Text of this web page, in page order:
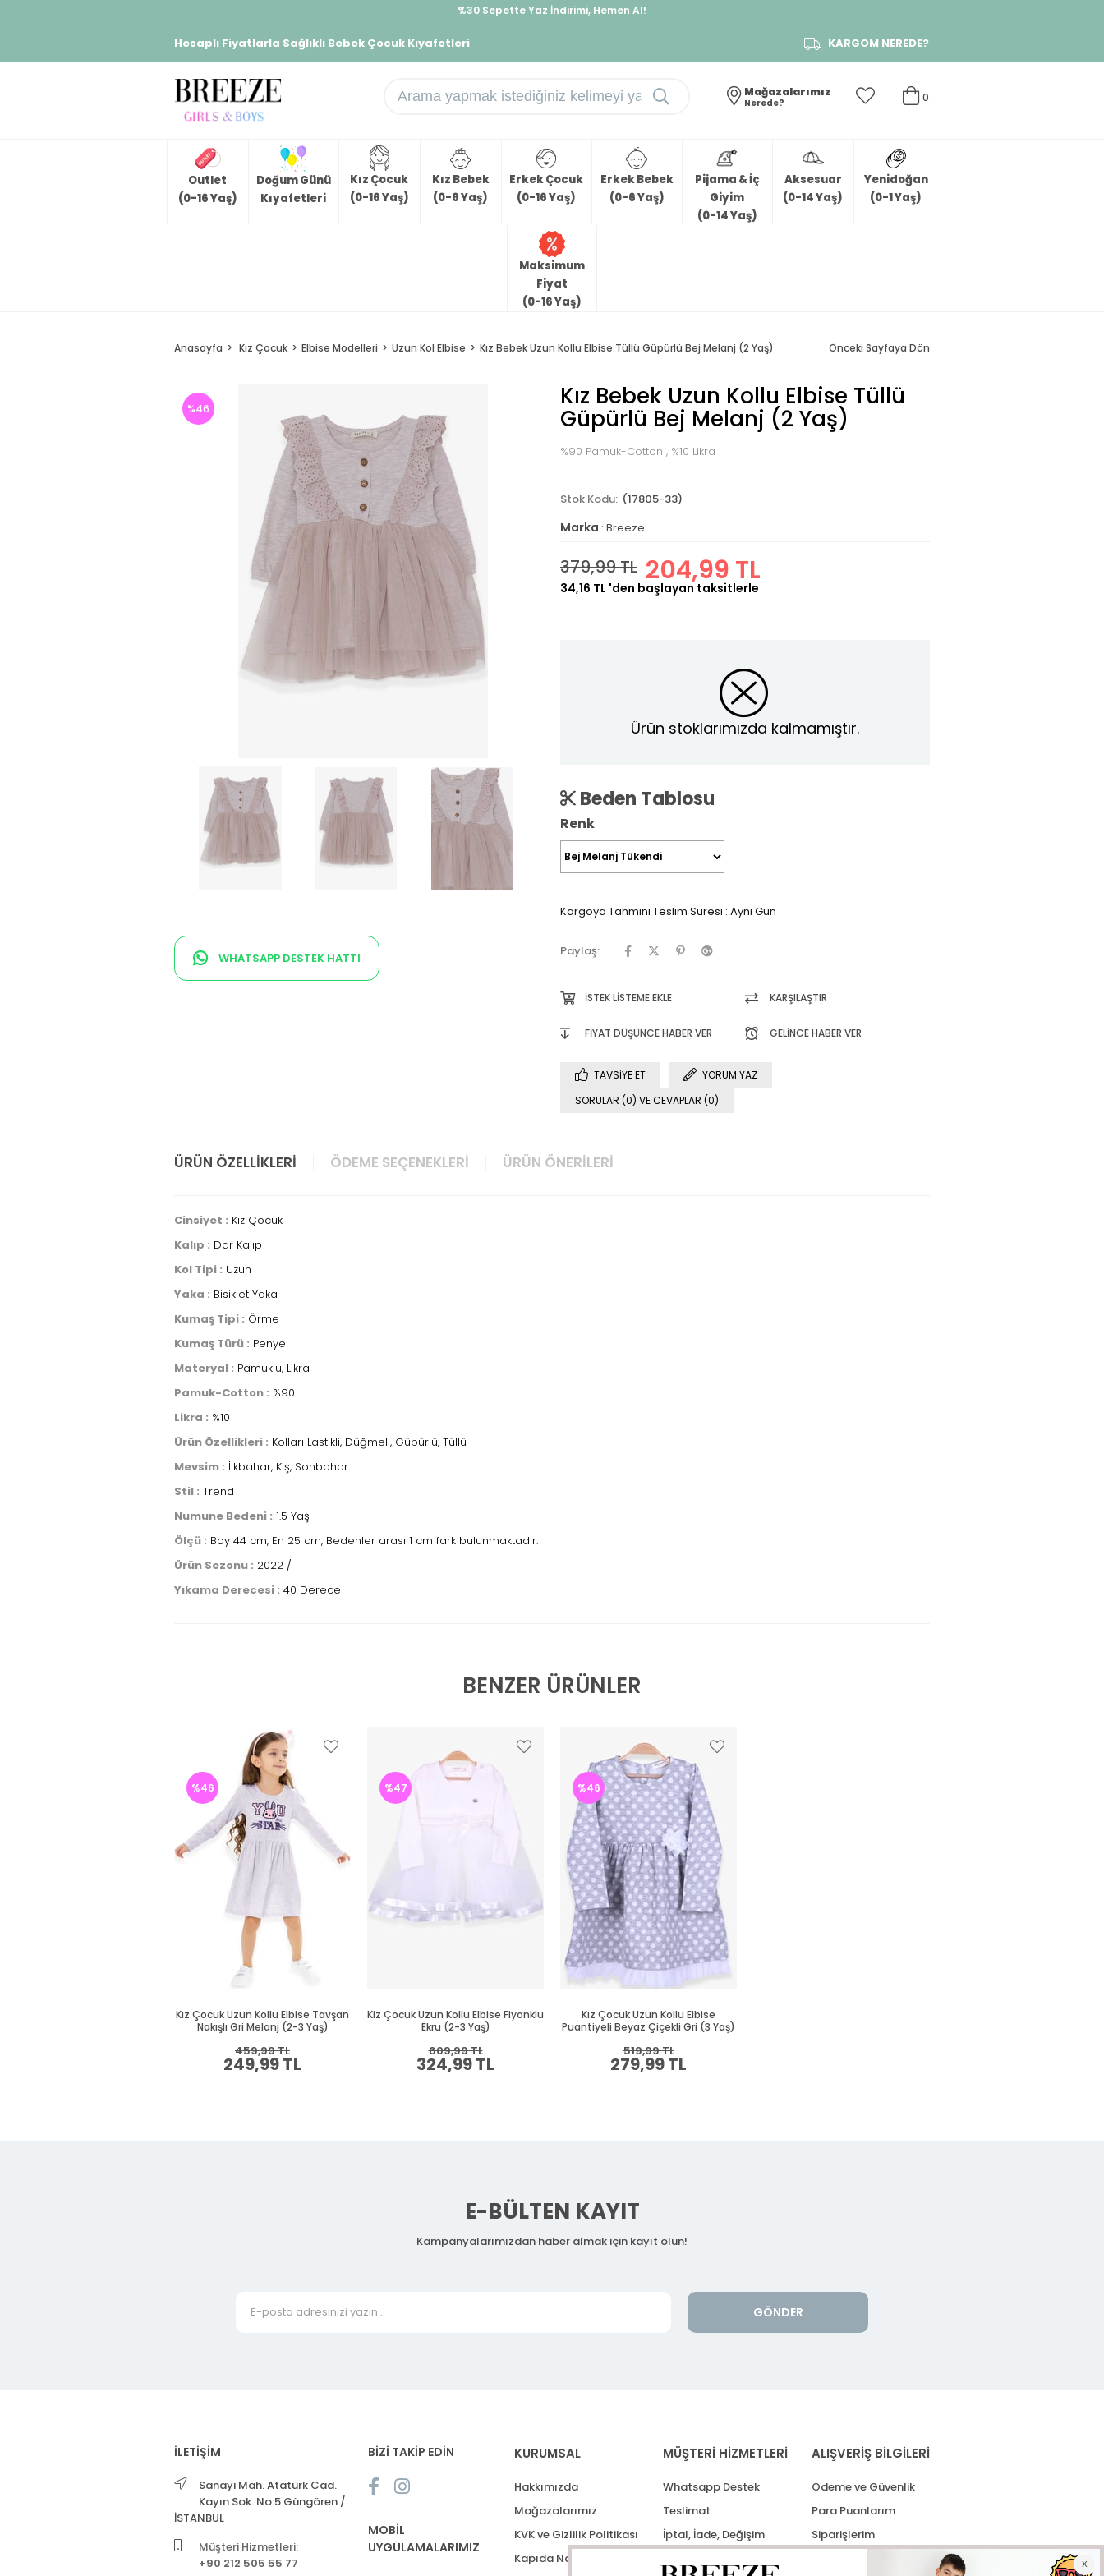
%30 Sepette Yaz İndirimi, Hemen Al!
Hesaplı Fiyatlarla Sağlıklı Bebek Çocuk Kıyafetleri KARGOM NEREDE?
0
Mağazalarımız
Nerede?
Outlet
(0-16 Yaş)
Doğum Günü
Kıyafetleri
Kız Çocuk
(0-16 Yaş)
Kız Bebek
(0-6 Yaş)
Erkek Çocuk
(0-16 Yaş)
Erkek Bebek
(0-6 Yaş)
Pijama & İç
Giyim
(0-14 Yaş)
Aksesuar
(0-14 Yaş)
Yenidoğan
(0-1 Yaş)
Maksimum
Fiyat
(0-16 Yaş)
Anasayfa Kız Çocuk Elbise Modelleri Uzun Kol Elbise Kız Bebek Uzun Kollu Elbise Tüllü Güpürlü Bej Melanj (2 Yaş) Önceki Sayfaya Dön
%46
WHATSAPP DESTEK HATTI
Kız Bebek Uzun Kollu Elbise Tüllü
Güpürlü Bej Melanj (2 Yaş)
%90 Pamuk-Cotton , %10 Likra
(17805-33)
Marka : Breeze
379,99 TL 204,99 TL
34,16 TL 'den başlayan taksitlerle
Ürün stoklarımızda kalmamıştır.
Beden Tablosu
Renk
Kargoya Tahmini Teslim Süresi : Aynı Gün
Paylaş:
İSTEK LISTEME EKLE KARŞILAŞTIR
FIYAT DÜŞÜNCE HABER VER GELINCE HABER VER
TAVSIYE ET
YORUM YAZ
SORULAR (0) VE CEVAPLAR (0)
ÜRÜN ÖZELLIKLERI ÖDEME SEÇENEKLERI ÜRÜN ÖNERILERI
Cinsiyet : Kız Çocuk
Kalıp : Dar Kalıp
Kol Tipi : Uzun
Yaka : Bisiklet Yaka
Kumaş Tipi : Örme
Kumaş Türü : Penye
Materyal : Pamuklu, Likra
Pamuk-Cotton : %90
Likra : %10
Ürün Özellikleri : Kolları Lastikli, Düğmeli, Güpürlü, Tüllü
Mevsim : İlkbahar, Kış, Sonbahar
Stil : Trend
Numune Bedeni : 1.5 Yaş
Ölçü : Boy 44 cm, En 25 cm, Bedenler arası 1 cm fark bulunmaktadır.
Ürün Sezonu : 2022 / 1
Yıkama Derecesi : 40 Derece
BENZER ÜRÜNLER
Kız Çocuk Uzun Kollu Elbise Tavşan
Nakışlı Gri Melanj (2-3 Yaş)
249,99 TL
459,99 TL
%46
Kiz Çocuk Uzun Kollu Elbise Fiyonklu
Ekru (2-3 Yaş)
324,99 TL
609,99 TL
%47
Kız Çocuk Uzun Kollu Elbise
Puantiyeli Beyaz Çiçekli Gri (3 Yaş)
279,99 TL
519,99 TL
%46
E-BÜLTEN KAYIT
Kampanyalarımızdan haber almak için kayıt olun!
GÖNDER
İLETİŞİM
Sanayi Mah. Atatürk Cad.
Kayın Sok. No:5 Güngören /
İSTANBUL
Müşteri Hizmetleri:
+90 212 505 55 77
BİZİ TAKİP EDİN
MOBİL
UYGULAMALARIMIZ
KURUMSAL
Hakkımızda
Mağazalarımız
KVK ve Gizlilik Politikası
Kapıda Nakit Ödeme
MÜŞTERİ HİZMETLERİ
Whatsapp Destek
Teslimat
İptal, İade, Değişim
ALIŞVERİŞ BİLGİLERİ
Ödeme ve Güvenlik
Para Puanlarım
Siparişlerim